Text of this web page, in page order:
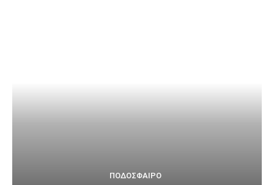
ΠΟΔΌΣΦΑΙΡΟ